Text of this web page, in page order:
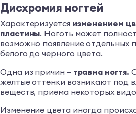
Дисхромия ногтей
Характеризуется изменением
пластины. Ноготь может
возможно появление отдельных
белого до черного цвета.
Одна из причин – травма ногтя.
желтые оттенки возникают под
веществ, приема некоторых
Изменение цвета иногда